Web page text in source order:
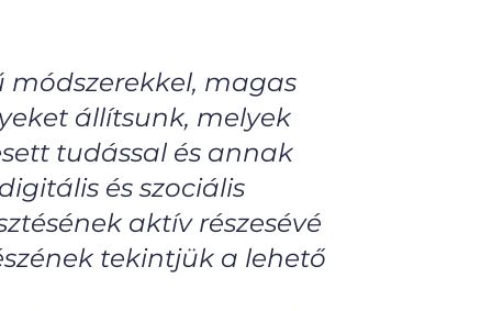
magas
állítsunk, melyek
tudással és annak
és szociális
aktív részesévé
tekintjük a lehető